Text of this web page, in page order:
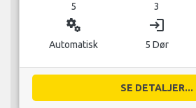
5 3
miscellaneous_services
Automatisk
login
5 Dør
SE DETALJER...